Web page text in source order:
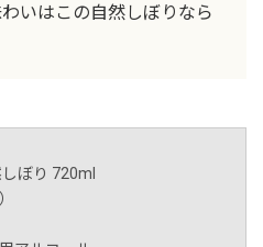
いはこの自然しぼりなら
ぼり 720ml